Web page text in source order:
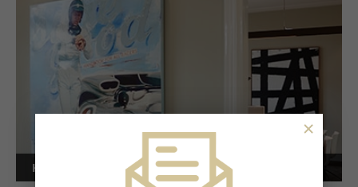
Kunstuitleen voor bedrijven
×